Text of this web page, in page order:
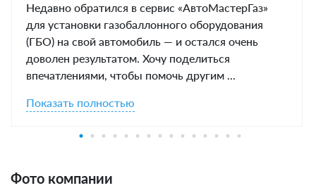
Недавно обратился в сервис «АвтоМастерГаз»
для установки газобаллонного оборудования
(ГБО) на свой автомобиль — и остался очень
доволен результатом. Хочу поделиться
впечатлениями, чтобы помочь другим ...
Показать полностью
Фото компании